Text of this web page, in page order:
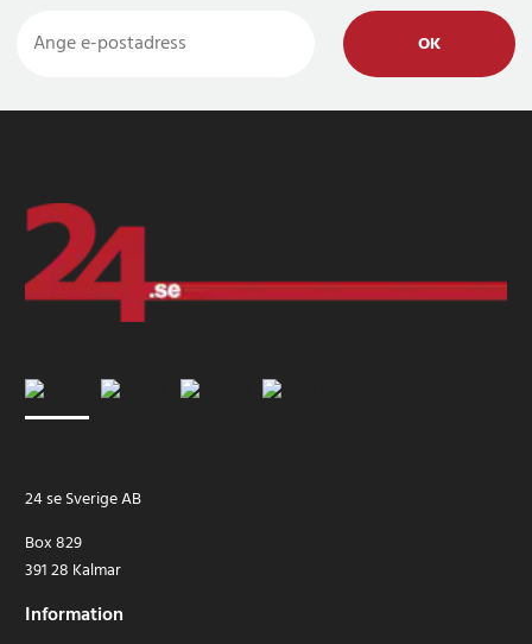
OK
24 se Sverige AB
Box 829
391 28 Kalmar
Information